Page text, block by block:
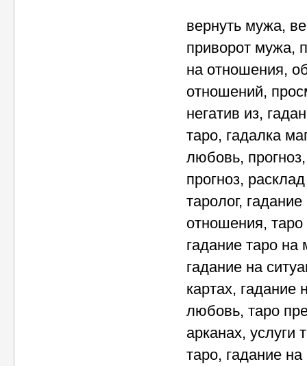
вернуть мужа,
приворот мужа,
на отношения,
отношений,
негатив из,
таро, гадалка
любовь,
прогноз,
таролог,
отношения, таро
гадание таро на
гадание на
картах, гадание
любовь, таро
арканах, услуги
таро, гадание